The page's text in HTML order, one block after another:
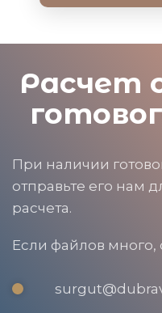
Расчет
При наличии
отправьте его нам
расчета.
Если файлов много,